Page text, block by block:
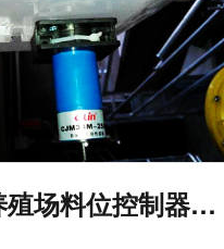
欣灵电气养殖场料位控制器应用案例